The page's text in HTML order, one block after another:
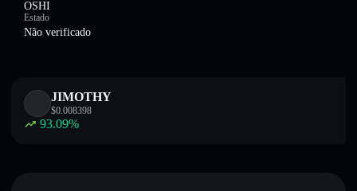
OSHI
Estado
Não verificado
JIMOTHY
$0.008398
93.09%